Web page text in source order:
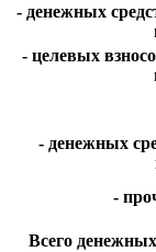
- денежных
- целевых
- денежных
-
Всего